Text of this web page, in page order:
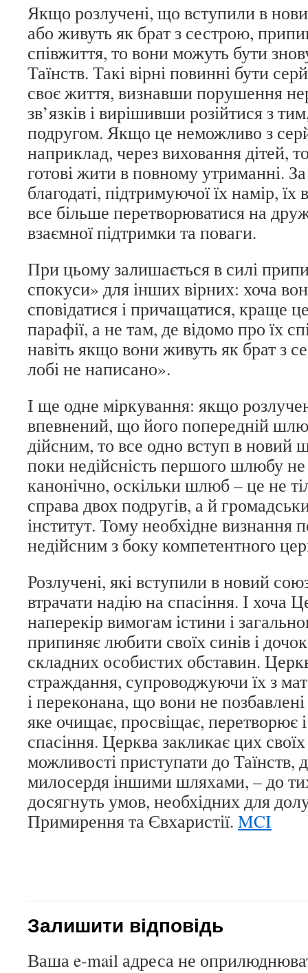
Якщо розлучені, що вступили в
або живуть як брат з сестрою,
співжиття, то вони можуть бути
Таїнств. Такі вірні повинні бути
своє життя, визнавши порушення
зв’язків і вирішивши розійтися з
подругом. Якщо це неможливо з
наприклад, через виховання дітей,
готові жити в повному утриманні.
благодаті, підтримуючої їх намір,
все більше перетворюватися на
взаємної підтримки та поваги.
При цьому залишається в силі
спокуси» для інших вірних: хоча
сповідатися і причащатися, краще
парафії, а не там, де відомо про їх
навіть якщо вони живуть як брат з
лобі не написано».
І ще одне міркування: якщо
впевнений, що його попередній
дійсним, то все одно вступ в
поки недійсність першого шлюбу
канонічно, оскільки шлюб – це не
справа двох подругів, а й
інститут. Тому необхідне
недійсним з боку компетентного
Розлучені, які вступили в новий
втрачати надію на спасіння. І хоча
наперекір вимогам істини і
припиняє любити своїх синів і
складних особистих обставин.
страждання, супроводжуючи їх з
і переконана, що вони не позбавлені
яке очищає, просвіщає, перетворює
спасіння. Церква закликає цих
можливості приступати до Таїнств,
милосердя іншими шляхами, – до
досягнуть умов, необхідних для
Примирення та Євхаристії. MCI
Залишити відповідь
Ваша e-mail адреса не